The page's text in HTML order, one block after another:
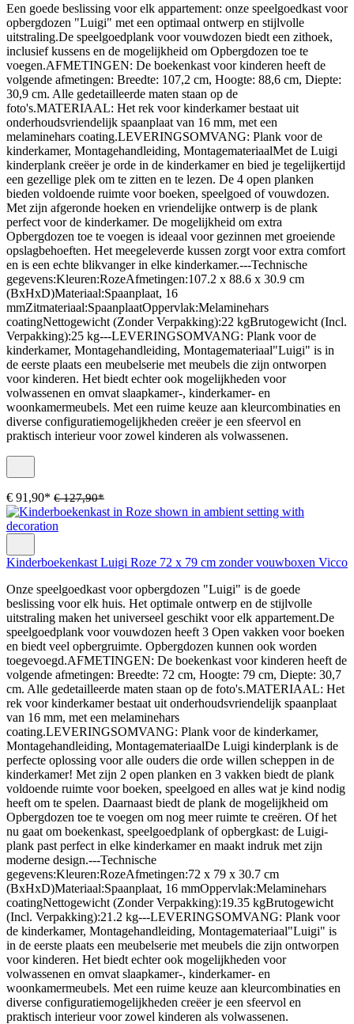
Een goede beslissing voor elk appartement: onze speelgoedkast voor
opbergdozen "Luigi" met een optimaal ontwerp en stijlvolle
uitstraling.De speelgoedplank voor vouwdozen biedt een zithoek,
inclusief kussens en de mogelijkheid om Opbergdozen toe te
voegen.AFMETINGEN: De boekenkast voor kinderen heeft de
volgende afmetingen: Breedte: 107,2 cm, Hoogte: 88,6 cm, Diepte:
30,9 cm. Alle gedetailleerde maten staan op de
foto's.MATERIAAL: Het rek voor kinderkamer bestaat uit
onderhoudsvriendelijk spaanplaat van 16 mm, met een
melaminehars coating.LEVERINGSOMVANG: Plank voor de
kinderkamer, Montagehandleiding, MontagemateriaalMet de Luigi
kinderplank creëer je orde in de kinderkamer en bied je tegelijkertijd
een gezellige plek om te zitten en te lezen. De 4 open planken
bieden voldoende ruimte voor boeken, speelgoed of vouwdozen.
Met zijn afgeronde hoeken en vriendelijke ontwerp is de plank
perfect voor de kinderkamer. De mogelijkheid om extra
Opbergdozen toe te voegen is ideaal voor gezinnen met groeiende
opslagbehoeften. Het meegeleverde kussen zorgt voor extra comfort
en is een echte blikvanger in elke kinderkamer.---Technische
gegevens:Kleuren:RozeAfmetingen:107.2 x 88.6 x 30.9 cm
(BxHxD)Materiaal:Spaanplaat, 16
mmZitmateriaal:SpaanplaatOppervlak:Melaminehars
coatingNettogewicht (Zonder Verpakking):22 kgBrutogewicht (Incl.
Verpakking):25 kg---LEVERINGSOMVANG: Plank voor de
kinderkamer, Montagehandleiding, Montagemateriaal"Luigi" is in
de eerste plaats een meubelserie met meubels die zijn ontworpen
voor kinderen. Het biedt echter ook mogelijkheden voor
volwassenen en omvat slaapkamer-, kinderkamer- en
woonkamermeubels. Met een ruime keuze aan kleurcombinaties en
diverse configuratiemogelijkheden creëer je een sfeervol en
praktisch interieur voor zowel kinderen als volwassenen.
€ 91,90* € 127,90*
Kinderboekenkast Luigi Roze 72 x 79 cm zonder vouwboxen Vicco
Onze speelgoedkast voor opbergdozen "Luigi" is de goede
beslissing voor elk huis. Het optimale ontwerp en de stijlvolle
uitstraling maken het universeel geschikt voor elk appartement.De
speelgoedplank voor vouwdozen heeft 3 Open vakken voor boeken
en biedt veel opbergruimte. Opbergdozen kunnen ook worden
toegevoegd.AFMETINGEN: De boekenkast voor kinderen heeft de
volgende afmetingen: Breedte: 72 cm, Hoogte: 79 cm, Diepte: 30,7
cm. Alle gedetailleerde maten staan op de foto's.MATERIAAL: Het
rek voor kinderkamer bestaat uit onderhoudsvriendelijk spaanplaat
van 16 mm, met een melaminehars
coating.LEVERINGSOMVANG: Plank voor de kinderkamer,
Montagehandleiding, MontagemateriaalDe Luigi kinderplank is de
perfecte oplossing voor alle ouders die orde willen scheppen in de
kinderkamer! Met zijn 2 open planken en 3 vakken biedt de plank
voldoende ruimte voor boeken, speelgoed en alles wat je kind nodig
heeft om te spelen. Daarnaast biedt de plank de mogelijkheid om
Opbergdozen toe te voegen om nog meer ruimte te creëren. Of het
nu gaat om boekenkast, speelgoedplank of opbergkast: de Luigi-
plank past perfect in elke kinderkamer en maakt indruk met zijn
moderne design.---Technische
gegevens:Kleuren:RozeAfmetingen:72 x 79 x 30.7 cm
(BxHxD)Materiaal:Spaanplaat, 16 mmOppervlak:Melaminehars
coatingNettogewicht (Zonder Verpakking):19.35 kgBrutogewicht
(Incl. Verpakking):21.2 kg---LEVERINGSOMVANG: Plank voor
de kinderkamer, Montagehandleiding, Montagemateriaal"Luigi" is
in de eerste plaats een meubelserie met meubels die zijn ontworpen
voor kinderen. Het biedt echter ook mogelijkheden voor
volwassenen en omvat slaapkamer-, kinderkamer- en
woonkamermeubels. Met een ruime keuze aan kleurcombinaties en
diverse configuratiemogelijkheden creëer je een sfeervol en
praktisch interieur voor zowel kinderen als volwassenen.